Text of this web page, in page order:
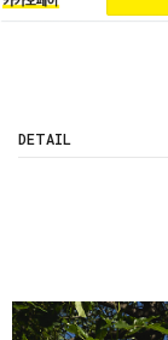
DETAIL